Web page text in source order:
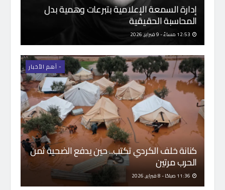
إدارة السمعة الإعلامية بتبرعات وهمية بدل
المحاسبة الحقيقية
- اَهم الأخبار
كنانة خلف الكردي تكتب.. حين يدفع الضحية ثمن
الحرب مرتين